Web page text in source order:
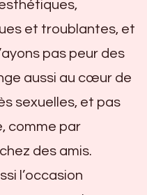
et troublantes, et
pas peur des
aussi au cœur de
sexuelles, et pas
comme par
des amis.
l’occasion